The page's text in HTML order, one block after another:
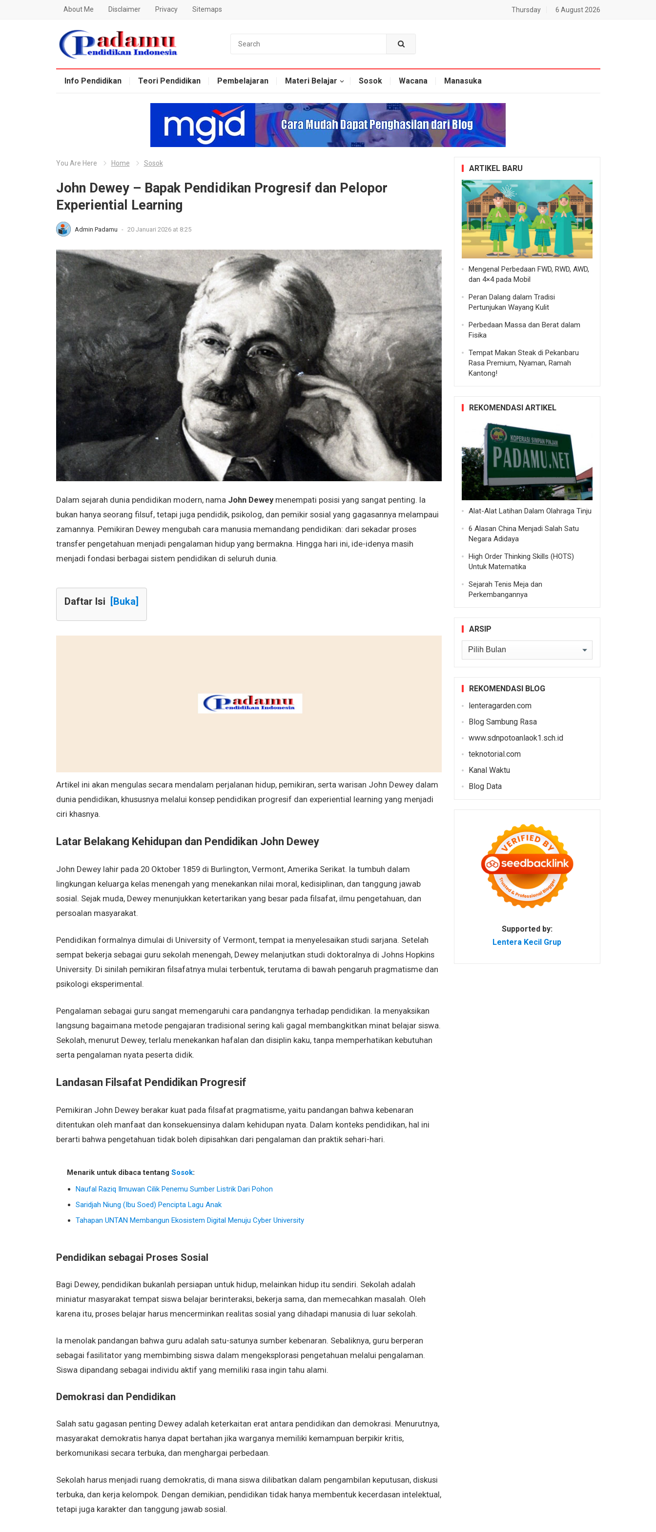
About Me Disclaimer Privacy Sitemaps Thursday 6 August 2026
Blog Padamu
Info Pendidikan
Teori Pendidikan Pembelajaran Materi Belajar Sosok Wacana Manasuka
You Are Here Home Sosok
John Dewey – Bapak Pendidikan Progresif dan Pelopor
Experiential Learning
Admin Padamu - 20 Januari 2026 at 8:25
Dalam sejarah dunia pendidikan modern, nama John Deweymenempati posisi yang sangat penting. Ia
bukan hanya seorang filsuf, tetapi juga pendidik, psikolog, dan pemikir sosial yang gagasannya melampaui
zamannya. Pemikiran Dewey mengubah cara manusia memandang pendidikan: dari sekadar proses
transfer pengetahuan menjadi pengalaman hidup yang bermakna. Hingga hari ini, ide-idenya masih
menjadi fondasi berbagai sistem pendidikan di seluruh dunia.
Daftar Isi [Buka]
Artikel ini akan mengulas secara mendalam perjalanan hidup, pemikiran, serta warisan John Dewey dalam
dunia pendidikan, khususnya melalui konsep pendidikan progresif dan experiential learning yang menjadi
ciri khasnya.
Latar Belakang Kehidupan dan Pendidikan John Dewey
John Dewey lahir pada 20 Oktober 1859 di Burlington, Vermont, Amerika Serikat. Ia tumbuh dalam
lingkungan keluarga kelas menengah yang menekankan nilai moral, kedisiplinan, dan tanggung jawab
sosial. Sejak muda, Dewey menunjukkan ketertarikan yang besar pada filsafat, ilmu pengetahuan, dan
persoalan masyarakat.
Pendidikan formalnya dimulai di University of Vermont, tempat ia menyelesaikan studi sarjana. Setelah
sempat bekerja sebagai guru sekolah menengah, Dewey melanjutkan studi doktoralnya di Johns Hopkins
University. Di sinilah pemikiran filsafatnya mulai terbentuk, terutama di bawah pengaruh pragmatisme dan
psikologi eksperimental.
Pengalaman sebagai guru sangat memengaruhi cara pandangnya terhadap pendidikan. Ia menyaksikan
langsung bagaimana metode pengajaran tradisional sering kali gagal membangkitkan minat belajar siswa.
Sekolah, menurut Dewey, terlalu menekankan hafalan dan disiplin kaku, tanpa memperhatikan kebutuhan
serta pengalaman nyata peserta didik.
Landasan Filsafat Pendidikan Progresif
Pemikiran John Dewey berakar kuat pada filsafat pragmatisme, yaitu pandangan bahwa kebenaran
ditentukan oleh manfaat dan konsekuensinya dalam kehidupan nyata. Dalam konteks pendidikan, hal ini
berarti bahwa pengetahuan tidak boleh dipisahkan dari pengalaman dan praktik sehari-hari.
Menarik untuk dibaca tentang Sosok:
Naufal Raziq Ilmuwan Cilik Penemu Sumber Listrik Dari Pohon
Saridjah Niung (Ibu Soed) Pencipta Lagu Anak
Tahapan UNTAN Membangun Ekosistem Digital Menuju Cyber University
Pendidikan sebagai Proses Sosial
Bagi Dewey, pendidikan bukanlah persiapan untuk hidup, melainkan hidup itu sendiri. Sekolah adalah
miniatur masyarakat tempat siswa belajar berinteraksi, bekerja sama, dan memecahkan masalah. Oleh
karena itu, proses belajar harus mencerminkan realitas sosial yang dihadapi manusia di luar sekolah.
Ia menolak pandangan bahwa guru adalah satu-satunya sumber kebenaran. Sebaliknya, guru berperan
sebagai fasilitator yang membimbing siswa dalam mengeksplorasi pengetahuan melalui pengalaman.
Siswa dipandang sebagai individu aktif yang memiliki rasa ingin tahu alami.
Demokrasi dan Pendidikan
Salah satu gagasan penting Dewey adalah keterkaitan erat antara pendidikan dan demokrasi. Menurutnya,
masyarakat demokratis hanya dapat bertahan jika warganya memiliki kemampuan berpikir kritis,
berkomunikasi secara terbuka, dan menghargai perbedaan.
Sekolah harus menjadi ruang demokratis, di mana siswa dilibatkan dalam pengambilan keputusan, diskusi
terbuka, dan kerja kelompok. Dengan demikian, pendidikan tidak hanya membentuk kecerdasan intelektual,
tetapi juga karakter dan tanggung jawab sosial.
ARTIKEL BARU
Mengenal Perbedaan FWD, RWD, AWD,
dan 4×4 pada Mobil
Peran Dalang dalam Tradisi
Pertunjukan Wayang Kulit
Perbedaan Massa dan Berat dalam
Fisika
Tempat Makan Steak di Pekanbaru
Rasa Premium, Nyaman, Ramah
Kantong!
REKOMENDASI ARTIKEL
Alat-Alat Latihan Dalam Olahraga Tinju
6 Alasan China Menjadi Salah Satu
Negara Adidaya
High Order Thinking Skills (HOTS)
Untuk Matematika
Sejarah Tenis Meja dan
Perkembangannya
ARSIP
Arsip
REKOMENDASI BLOG
lenteragarden.com
Blog Sambung Rasa
www.sdnpotoanlaok1.sch.id
teknotorial.com
Kanal Waktu
Blog Data
Supported by:
Lentera Kecil Grup